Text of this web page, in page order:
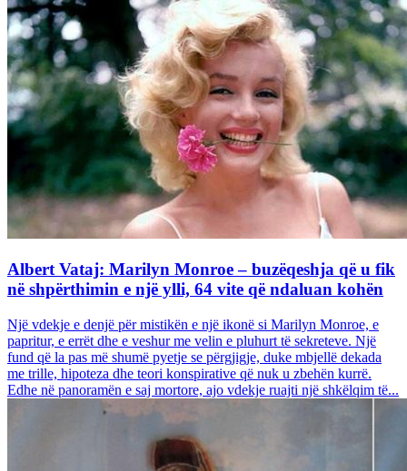
Albert Vataj: Marilyn Monroe – buzëqeshja që u fik
në shpërthimin e një ylli, 64 vite që ndaluan kohën
Një vdekje e denjë për mistikën e një ikonë si Marilyn Monroe, e
papritur, e errët dhe e veshur me velin e pluhurt të sekreteve. Një
fund që la pas më shumë pyetje se përgjigje, duke mbjellë dekada
me trille, hipoteza dhe teori konspirative që nuk u zbehën kurrë.
Edhe në panoramën e saj mortore, ajo vdekje ruajti një shkëlqim të...